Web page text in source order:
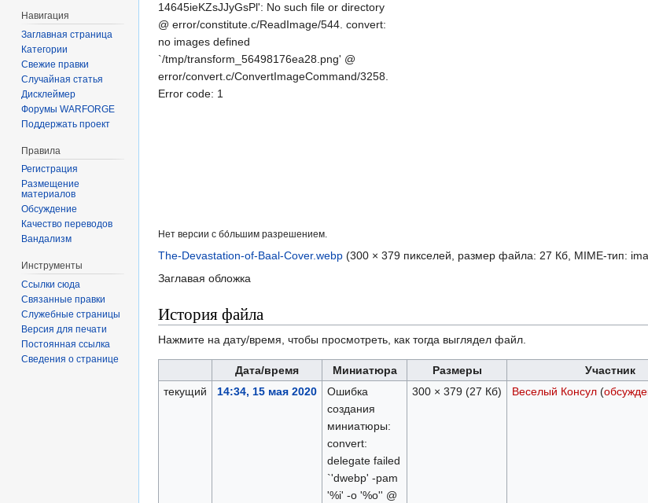
14645ieKZsJJyGsPl': No such file or directory
@ error/constitute.c/ReadImage/544. convert:
no images defined
`/tmp/transform_56498176ea28.png' @
error/convert.c/ConvertImageCommand/3258.
Error code: 1
Нет версии с бо́льшим разрешением.
The-Devastation-of-Baal-Cover.webp (300 × 379 пикселей, размер файла: 27 Кб, MIME-тип:
Заглавая обложка
История файла
Нажмите на дату/время, чтобы просмотреть, как тогда выглядел файл.
Дата/время Миниатюра Размеры Участник
текущий
14:34, 15 мая 2020
Ошибка
создания
миниатюры:
convert:
delegate failed
`'dwebp' -pam
'%i' -o '%o'' @
300 × 379 (27 Кб) Веселый Консул (
Навигация
Заглавная страница
Категории
Свежие правки
Случайная статья
Дисклеймер
Форумы WARFORGE
Поддержать проект
Правила
Регистрация
Размещение
материалов
Обсуждение
Качество переводов
Вандализм
Инструменты
Ссылки сюда
Связанные правки
Служебные страницы
Версия для печати
Постоянная ссылка
Сведения о странице